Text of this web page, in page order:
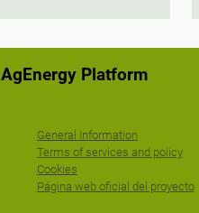
AgEnergy Platform
General Information
Terms of services and policy
Cookies
Página web oficial del proyecto